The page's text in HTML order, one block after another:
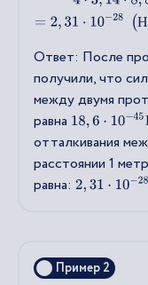
Н
Ответ: После
получили, что
между двумя
равна 18,6⋅ 10−45Н
отталкивания
расстоянии 1
равна: 2,31⋅ 10−28
Пример 2